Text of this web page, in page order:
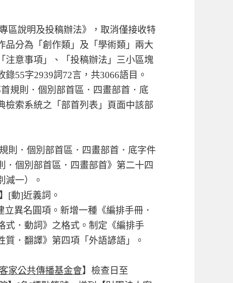
區說明及投稿辦法》，取消僅接收特
品分為「創作類」及「學術類」兩大
注意事項」、「投稿辦法」三小區塊
錄55字2939詞72言，共3066語目。
規則．個別部首區．四畫部首．底
檢索系統之「部首列表」頁面中該部
則．個別部首區．四畫部首．底字件
．個別部首區．四畫部首》第二十四
減一）。
[動]近義詞。
異名圓項。新增一種《編排手冊．
式．動詞》之格式。制定《編排手
．翻譯》第四項「外語諺語」。
家公共傳播基金會】檢查日至